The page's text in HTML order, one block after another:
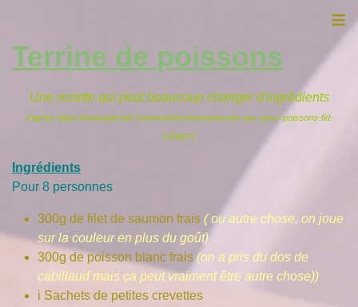
≡
Terrine de poissons
Une recette qui peut beaucoup changer d'ingrédients
d'après https://www.ptitchef.com/recettes/entree/terrine-aux-deux-poissons-fid-
1499871
Ingrédients
Pour 8 personnes
300g de filet de saumon frais ( ou autre chose, on joue
sur la couleur en plus du goût)
300g de poisson blanc frais (on a pris du dos de
cabillaud mais ça peut vraiment être autre chose))
i Sachets de petites crevettes